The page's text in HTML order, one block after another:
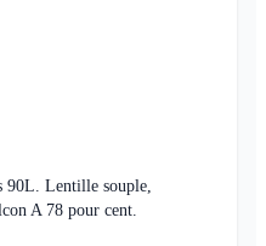
90L. Lentille souple,
A 78 pour cent.